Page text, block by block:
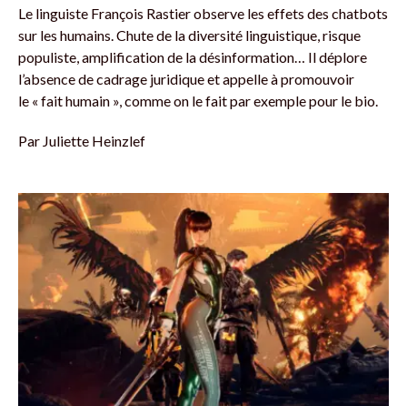
Le linguiste François Rastier observe les effets des chatbots
sur les humains. Chute de la diversité linguistique, risque
populiste, amplification de la désinformation… Il déplore
l’absence de cadrage juridique et appelle à promouvoir
le « fait humain », comme on le fait par exemple pour le bio.
Par Juliette Heinzlef